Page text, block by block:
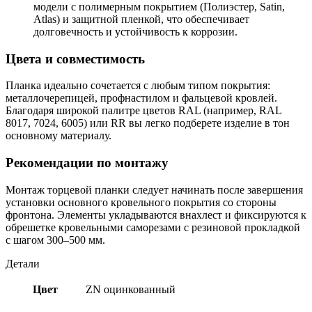
модели с полимерным покрытием (Полиэстер, Satin,
Atlas) и защитной пленкой, что обеспечивает
долговечность и устойчивость к коррозии.
Цвета и совместимость
Планка идеально сочетается с любым типом покрытия:
металлочерепицей, профнастилом и фальцевой кровлей.
Благодаря широкой палитре цветов RAL (например, RAL
8017, 7024, 6005) или RR вы легко подберете изделие в тон
основному материалу.
Рекомендации по монтажу
Монтаж торцевой планки следует начинать после завершения
установки основного кровельного покрытия со стороны
фронтона. Элементы укладываются внахлест и фиксируются к
обрешетке кровельными саморезами с резиновой прокладкой
с шагом 300–500 мм.
Детали
Цвет ZN оцинкованный